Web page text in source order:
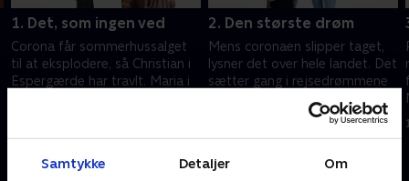
Samtykke Detaljer Om
1. Det, som ingen ved
Corona får sommerhussalget
til at eksplodere, så Christian i
Espergærde har travlt. Maria i
2. Den største drøm
Mens coronaen slipper taget,
lysner det over hele landet. Det
sætter gang i rejsedrømmene
på Djursland udlever den